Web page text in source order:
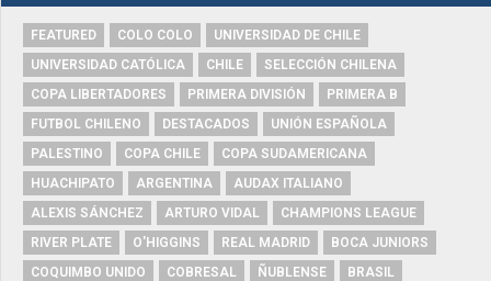
FEATURED COLO COLO
UNIVERSIDAD DE CHILE
UNIVERSIDAD CATÓLICA
CHILE
SELECCIÓN CHILENA
COPA LIBERTADORES
PRIMERA DIVISIÓN
PRIMERA B
FUTBOL CHILENO
DESTACADOS
UNIÓN ESPAÑOLA
PALESTINO
COPA CHILE
COPA SUDAMERICANA
HUACHIPATO
ARGENTINA
AUDAX ITALIANO
ALEXIS SÁNCHEZ
ARTURO VIDAL
CHAMPIONS LEAGUE
RIVER PLATE
O'HIGGINS REAL MADRID
BOCA JUNIORS
COQUIMBO UNIDO
COBRESAL ÑUBLENSE
BRASIL